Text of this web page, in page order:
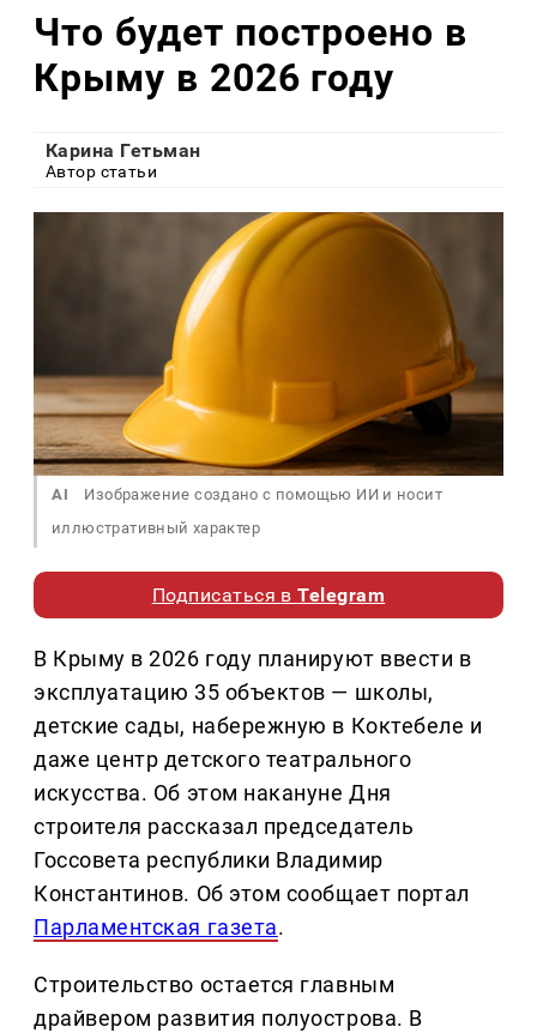
Что будет построено в
Крыму в 2026 году
Карина Гетьман
Автор статьи
AI
Изображение создано с помощью ИИ и носит
иллюстративный характер
Подписаться вTelegram
В Крыму в 2026 году планируют ввести в
эксплуатацию 35 объектов — школы,
детские сады, набережную в Коктебеле и
даже центр детского театрального
искусства. Об этом накануне Дня
строителя рассказал председатель
Госсовета республики Владимир
Константинов. Об этом сообщает портал
Парламентская газета.
Строительство остается главным
драйвером развития полуострова. В